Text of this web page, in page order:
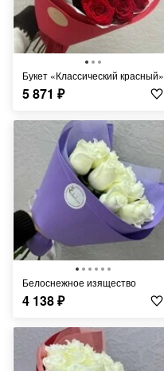
Букет «Классический красный»
5 871 ₽
Белоснежное изящество
4 138₽